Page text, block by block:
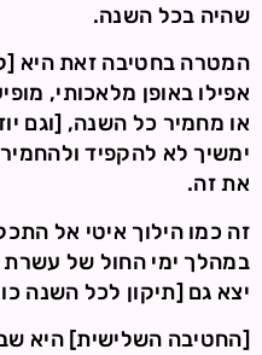
שהיה בכל השנה.
המטרה בחטיבה זאת היא
אפילו באופן מלאכותי,
או מחמיר כל השנה, [וגם
ימשיך לא להקפיד
את זה.
זה כמו הילוך איטי אל
במהלך ימי החול של עשרת
יצא גם [תיקון לכל השנה
[החטיבה השלישית] היא